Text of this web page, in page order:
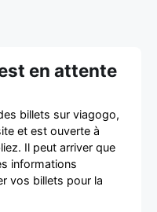
en attente
billets sur viagogo,
et est ouverte à
Il peut arriver que
informations
vos billets pour la